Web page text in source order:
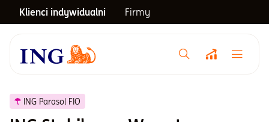
Klienci indywidualni Firmy
Menu główne
Notowania
ING Parasol FIO